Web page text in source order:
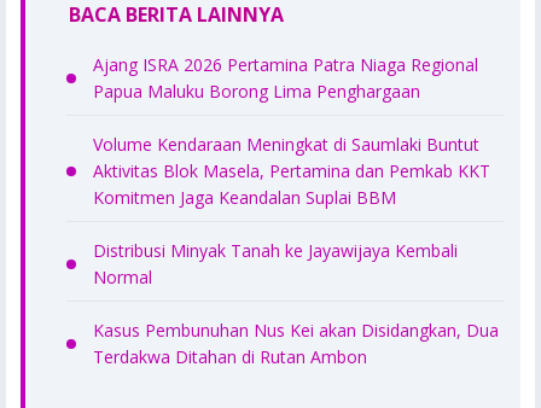
BACA BERITA LAINNYA
Ajang ISRA 2026 Pertamina Patra Niaga Regional
Papua Maluku Borong Lima Penghargaan
Volume Kendaraan Meningkat di Saumlaki Buntut
Aktivitas Blok Masela, Pertamina dan Pemkab KKT
Komitmen Jaga Keandalan Suplai BBM
Distribusi Minyak Tanah ke Jayawijaya Kembali
Normal
Kasus Pembunuhan Nus Kei akan Disidangkan, Dua
Terdakwa Ditahan di Rutan Ambon